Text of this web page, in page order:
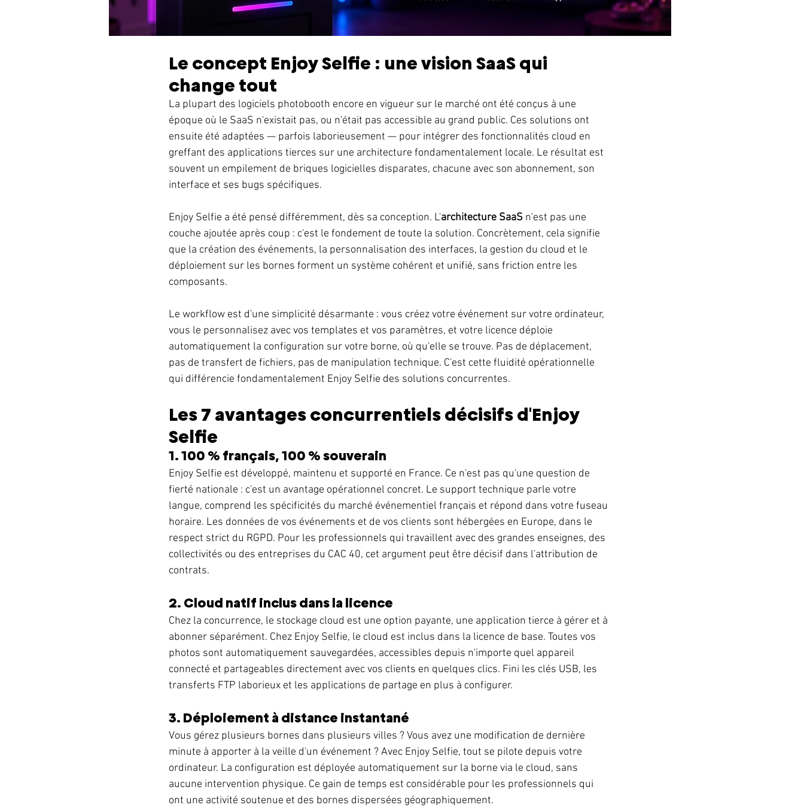
Le concept Enjoy Selfie : une vision SaaS qui
change tout
La plupart des logiciels photobooth encore en vigueur sur le marché ont été conçus à une
époque où le SaaS n'existait pas, ou n'était pas accessible au grand public. Ces solutions ont
ensuite été adaptées — parfois laborieusement — pour intégrer des fonctionnalités cloud en
greffant des applications tierces sur une architecture fondamentalement locale. Le résultat est
souvent un empilement de briques logicielles disparates, chacune avec son abonnement, son
interface et ses bugs spécifiques.
Enjoy Selfie a été pensé différemment, dès sa conception. L'architecture SaaS n'est pas une
couche ajoutée après coup : c'est le fondement de toute la solution. Concrètement, cela signifie
que la création des événements, la personnalisation des interfaces, la gestion du cloud et le
déploiement sur les bornes forment un système cohérent et unifié, sans friction entre les
composants.
Le workflow est d'une simplicité désarmante : vous créez votre événement sur votre ordinateur,
vous le personnalisez avec vos templates et vos paramètres, et votre licence déploie
automatiquement la configuration sur votre borne, où qu'elle se trouve. Pas de déplacement,
pas de transfert de fichiers, pas de manipulation technique. C'est cette fluidité opérationnelle
qui différencie fondamentalement Enjoy Selfie des solutions concurrentes.
Les 7 avantages concurrentiels décisifs d'Enjoy
Selfie
1. 100 % français, 100 % souverain
Enjoy Selfie est développé, maintenu et supporté en France. Ce n'est pas qu'une question de
fierté nationale : c'est un avantage opérationnel concret. Le support technique parle votre
langue, comprend les spécificités du marché événementiel français et répond dans votre fuseau
horaire. Les données de vos événements et de vos clients sont hébergées en Europe, dans le
respect strict du RGPD. Pour les professionnels qui travaillent avec des grandes enseignes, des
collectivités ou des entreprises du CAC 40, cet argument peut être décisif dans l'attribution de
contrats.
2. Cloud natif inclus dans la licence
Chez la concurrence, le stockage cloud est une option payante, une application tierce à gérer et à
abonner séparément. Chez Enjoy Selfie, le cloud est inclus dans la licence de base. Toutes vos
photos sont automatiquement sauvegardées, accessibles depuis n'importe quel appareil
connecté et partageables directement avec vos clients en quelques clics. Fini les clés USB, les
transferts FTP laborieux et les applications de partage en plus à configurer.
3. Déploiement à distance instantané
Vous gérez plusieurs bornes dans plusieurs villes ? Vous avez une modification de dernière
minute à apporter à la veille d'un événement ? Avec Enjoy Selfie, tout se pilote depuis votre
ordinateur. La configuration est déployée automatiquement sur la borne via le cloud, sans
aucune intervention physique. Ce gain de temps est considérable pour les professionnels qui
ont une activité soutenue et des bornes dispersées géographiquement.